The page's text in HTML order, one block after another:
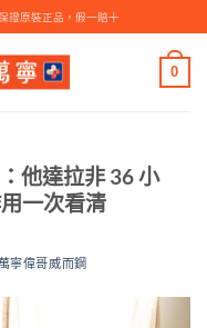
證原裝正品，假一賠十
0
他達拉非 36 小
一次看清
寧偉哥威而鋼